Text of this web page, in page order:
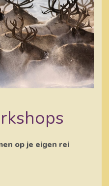
op je eigen rei